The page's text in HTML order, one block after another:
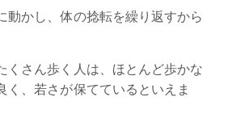
動かし、体の捻転を繰り返すから
くさん歩く人は、ほとんど歩かな
く、若さが保てているといえま